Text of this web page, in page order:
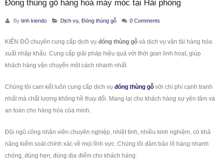
Đóng thùng gỗ hàng hoá máy móc tại Hải phòng
By tinh kiendo Dịch vụ, Đóng thùng gỗ 0 Comments
KIẾN ĐỎ chuyên cung cấp dịch vụ đóng thùng gỗ và dịch vụ vận tải hàng hóa
xuất nhập khẩu. Cung cấp giải pháp hiệu quả với thời gian linh hoạt, giúp
khách hàng vận chuyển một cách nhanh nhất.
Chúng tôi cam kết luôn cung cấp dịch vụ đóng thùng gỗ với chi phí cạnh tranh
nhất mà chất lượng không hề thay đổi. Mang lại cho khách hàng sự yên tâm và
an toàn cho hàng hóa của mình.
Đội ngũ công nhân viên chuyên nghiệp, nhiệt tình, nhiều kinh nghiệm, có khả
năng kiểm soát chính xác về mọi lĩnh vực. Chúng tôi đảm bảo lô hàng nhanh
chóng, đúng hẹn, đúng địa điểm cho khách hàng.